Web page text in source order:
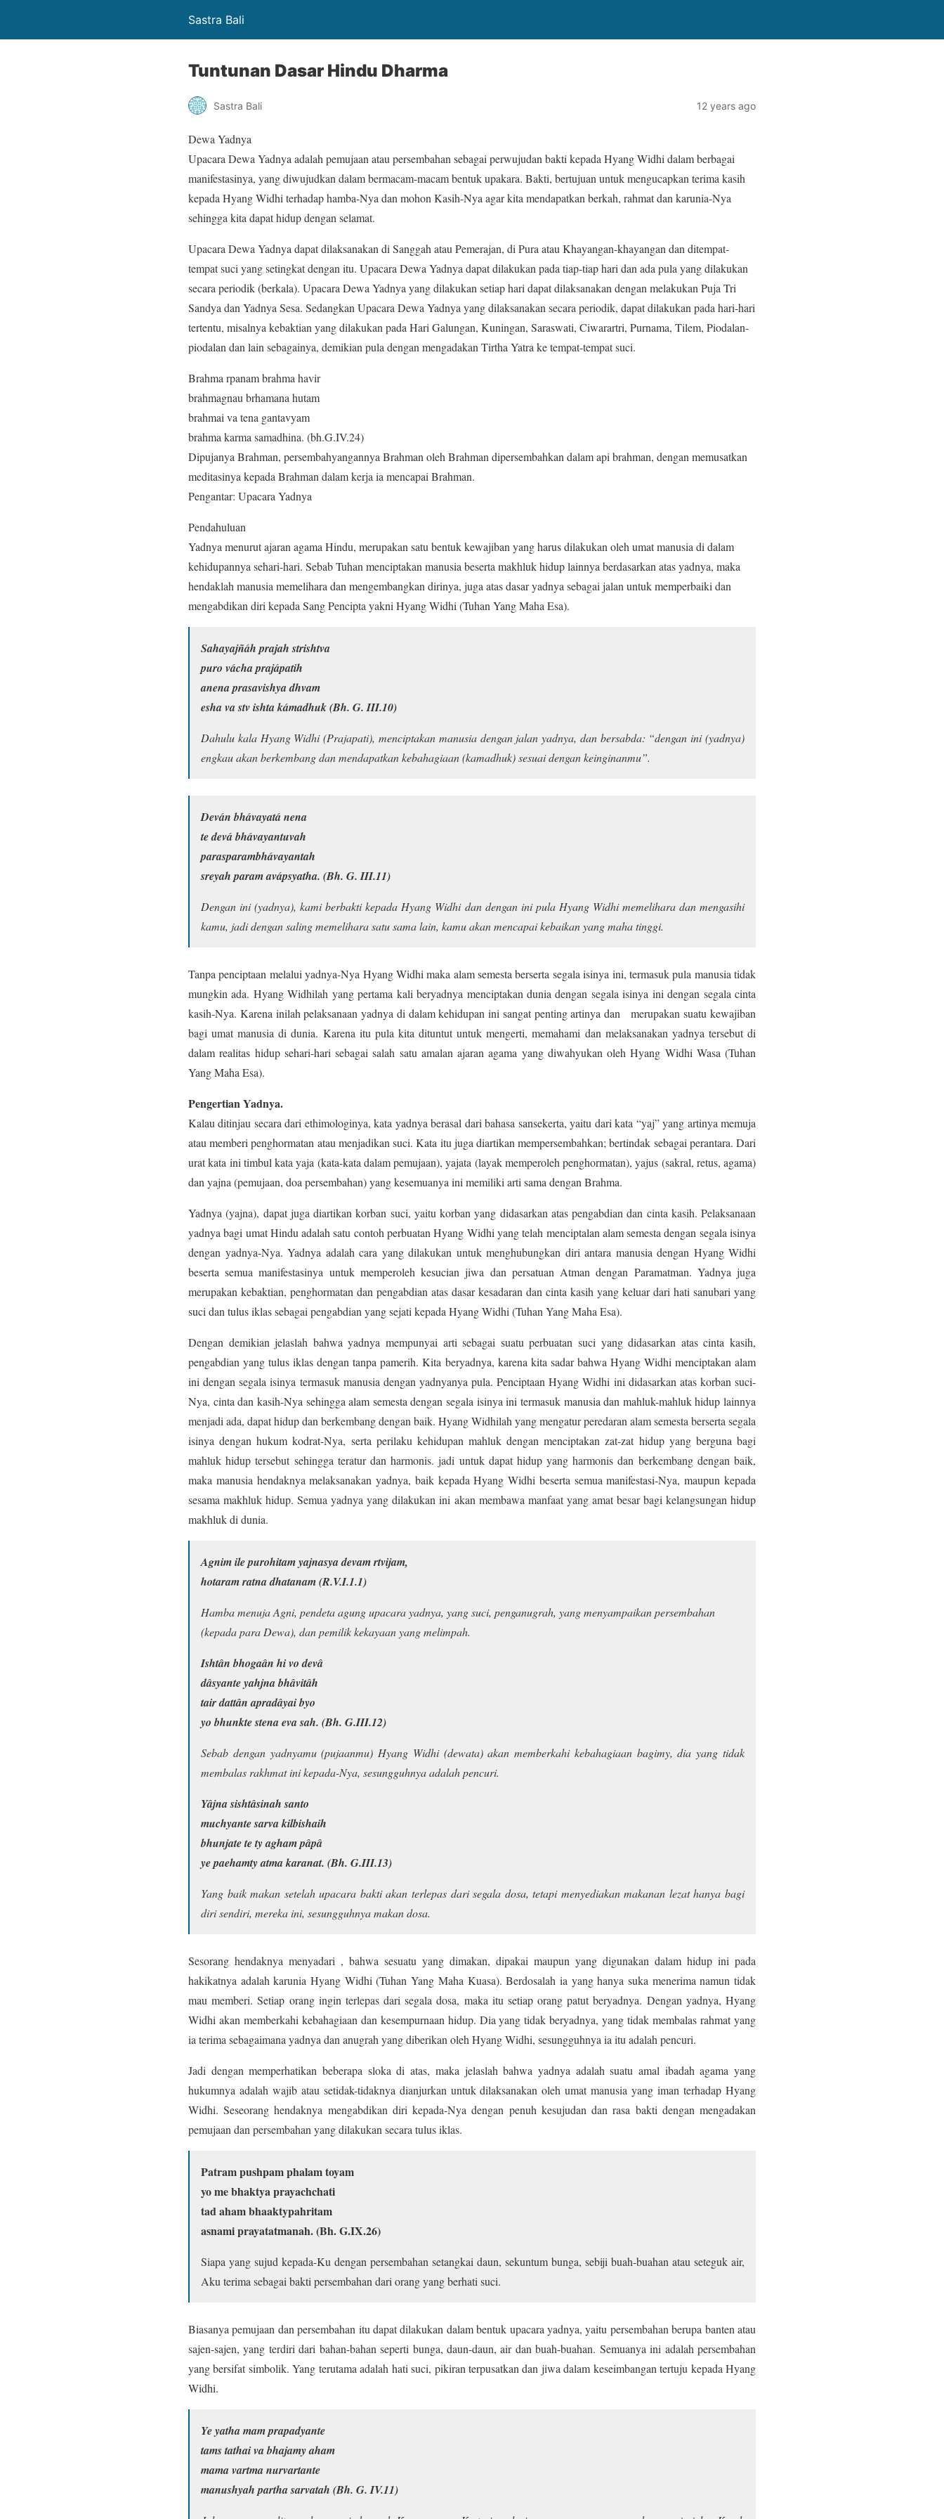
Sastra Bali
Tuntunan Dasar Hindu Dharma
Sastra Bali 12 years ago
Dewa Yadnya
Upacara Dewa Yadnya adalah pemujaan atau persembahan sebagai perwujudan bakti kepada Hyang Widhi dalam berbagai
manifestasinya, yang diwujudkan dalam bermacam-macam bentuk upakara. Bakti, bertujuan untuk mengucapkan terima kasih
kepada Hyang Widhi terhadap hamba-Nya dan mohon Kasih-Nya agar kita mendapatkan berkah, rahmat dan karunia-Nya
sehingga kita dapat hidup dengan selamat.
Upacara Dewa Yadnya dapat dilaksanakan di Sanggah atau Pemerajan, di Pura atau Khayangan-khayangan dan ditempat-
tempat suci yang setingkat dengan itu. Upacara Dewa Yadnya dapat dilakukan pada tiap-tiap hari dan ada pula yang dilakukan
secara periodik (berkala). Upacara Dewa Yadnya yang dilakukan setiap hari dapat dilaksanakan dengan melakukan Puja Tri
Sandya dan Yadnya Sesa. Sedangkan Upacara Dewa Yadnya yang dilaksanakan secara periodik, dapat dilakukan pada hari-hari
tertentu, misalnya kebaktian yang dilakukan pada Hari Galungan, Kuningan, Saraswati, Ciwarartri, Purnama, Tilem, Piodalan-
piodalan dan lain sebagainya, demikian pula dengan mengadakan Tirtha Yatra ke tempat-tempat suci.
Brahma rpanam brahma havir
brahmagnau brhamana hutam
brahmai va tena gantavyam
brahma karma samadhina. (bh.G.IV.24)
Dipujanya Brahman, persembahyangannya Brahman oleh Brahman dipersembahkan dalam api brahman, dengan memusatkan
meditasinya kepada Brahman dalam kerja ia mencapai Brahman.
Pengantar: Upacara Yadnya
Pendahuluan
Yadnya menurut ajaran agama Hindu, merupakan satu bentuk kewajiban yang harus dilakukan oleh umat manusia di dalam
kehidupannya sehari-hari. Sebab Tuhan menciptakan manusia beserta makhluk hidup lainnya berdasarkan atas yadnya, maka
hendaklah manusia memelihara dan mengembangkan dirinya, juga atas dasar yadnya sebagai jalan untuk memperbaiki dan
mengabdikan diri kepada Sang Pencipta yakni Hyang Widhi (Tuhan Yang Maha Esa).
Sahayajñáh prajah strishtva
puro vácha prajápatih
anena prasavishya dhvam
esha va stv ishta kámadhuk (Bh. G. III.10)
Dahulu kala Hyang Widhi (Prajapati), menciptakan manusia dengan jalan yadnya, dan bersabda: “dengan ini (yadnya)
engkau akan berkembang dan mendapatkan kebahagiaan (kamadhuk) sesuai dengan keinginanmu”.
Deván bhávayatá nena
te devá bhávayantuvah
parasparambhávayantah
sreyah param avápsyatha. (Bh. G. III.11)
Dengan ini (yadnya), kami berbakti kepada Hyang Widhi dan dengan ini pula Hyang Widhi memelihara dan mengasihi
kamu, jadi dengan saling memelihara satu sama lain, kamu akan mencapai kebaikan yang maha tinggi.
Tanpa penciptaan melalui yadnya-Nya Hyang Widhi maka alam semesta berserta segala isinya ini, termasuk pula manusia tidak
mungkin ada. Hyang Widhilah yang pertama kali beryadnya menciptakan dunia dengan segala isinya ini dengan segala cinta
kasih-Nya. Karena inilah pelaksanaan yadnya di dalam kehidupan ini sangat penting artinya dan merupakan suatu kewajiban
bagi umat manusia di dunia. Karena itu pula kita dituntut untuk mengerti, memahami dan melaksanakan yadnya tersebut di
dalam realitas hidup sehari-hari sebagai salah satu amalan ajaran agama yang diwahyukan oleh Hyang Widhi Wasa (Tuhan
Yang Maha Esa).
Pengertian Yadnya.
Kalau ditinjau secara dari ethimologinya, kata yadnya berasal dari bahasa sansekerta, yaitu dari kata “yaj” yang artinya memuja
atau memberi penghormatan atau menjadikan suci. Kata itu juga diartikan mempersembahkan; bertindak sebagai perantara. Dari
urat kata ini timbul kata yaja (kata-kata dalam pemujaan), yajata (layak memperoleh penghormatan), yajus (sakral, retus, agama)
dan yajna (pemujaan, doa persembahan) yang kesemuanya ini memiliki arti sama dengan Brahma.
Yadnya (yajna), dapat juga diartikan korban suci, yaitu korban yang didasarkan atas pengabdian dan cinta kasih. Pelaksanaan
yadnya bagi umat Hindu adalah satu contoh perbuatan Hyang Widhi yang telah menciptalan alam semesta dengan segala isinya
dengan yadnya-Nya. Yadnya adalah cara yang dilakukan untuk menghubungkan diri antara manusia dengan Hyang Widhi
beserta semua manifestasinya untuk memperoleh kesucian jiwa dan persatuan Atman dengan Paramatman. Yadnya juga
merupakan kebaktian, penghormatan dan pengabdian atas dasar kesadaran dan cinta kasih yang keluar dari hati sanubari yang
suci dan tulus iklas sebagai pengabdian yang sejati kepada Hyang Widhi (Tuhan Yang Maha Esa).
Dengan demikian jelaslah bahwa yadnya mempunyai arti sebagai suatu perbuatan suci yang didasarkan atas cinta kasih,
pengabdian yang tulus iklas dengan tanpa pamerih. Kita beryadnya, karena kita sadar bahwa Hyang Widhi menciptakan alam
ini dengan segala isinya termasuk manusia dengan yadnyanya pula. Penciptaan Hyang Widhi ini didasarkan atas korban suci-
Nya, cinta dan kasih-Nya sehingga alam semesta dengan segala isinya ini termasuk manusia dan mahluk-mahluk hidup lainnya
menjadi ada, dapat hidup dan berkembang dengan baik. Hyang Widhilah yang mengatur peredaran alam semesta berserta segala
isinya dengan hukum kodrat-Nya, serta perilaku kehidupan mahluk dengan menciptakan zat-zat hidup yang berguna bagi
mahluk hidup tersebut sehingga teratur dan harmonis. jadi untuk dapat hidup yang harmonis dan berkembang dengan baik,
maka manusia hendaknya melaksanakan yadnya, baik kepada Hyang Widhi beserta semua manifestasi-Nya, maupun kepada
sesama makhluk hidup. Semua yadnya yang dilakukan ini akan membawa manfaat yang amat besar bagi kelangsungan hidup
makhluk di dunia.
Agnim ile purohitam yajnasya devam rtvijam,
hotaram ratna dhatanam (R.V.I.1.1)
Hamba menuja Agni, pendeta agung upacara yadnya, yang suci, penganugrah, yang menyampaikan persembahan
(kepada para Dewa), dan pemilik kekayaan yang melimpah.
Ishtân bhogaân hi vo devâ
dâsyante yahjna bhâvitâh
tair dattân apradâyai byo
yo bhunkte stena eva sah. (Bh. G.III.12)
Sebab dengan yadnyamu (pujaanmu) Hyang Widhi (dewata) akan memberkahi kebahagiaan bagimy, dia yang tidak
membalas rakhmat ini kepada-Nya, sesungguhnya adalah pencuri.
Yâjna sishtâsinah santo
muchyante sarva kilbishaih
bhunjate te ty agham pâpâ
ye paehamty atma karanat. (Bh. G.III.13)
Yang baik makan setelah upacara bakti akan terlepas dari segala dosa, tetapi menyediakan makanan lezat hanya bagi
diri sendiri, mereka ini, sesungguhnya makan dosa.
Sesorang hendaknya menyadari , bahwa sesuatu yang dimakan, dipakai maupun yang digunakan dalam hidup ini pada
hakikatnya adalah karunia Hyang Widhi (Tuhan Yang Maha Kuasa). Berdosalah ia yang hanya suka menerima namun tidak
mau memberi. Setiap orang ingin terlepas dari segala dosa, maka itu setiap orang patut beryadnya. Dengan yadnya, Hyang
Widhi akan memberkahi kebahagiaan dan kesempurnaan hidup. Dia yang tidak beryadnya, yang tidak membalas rahmat yang
ia terima sebagaimana yadnya dan anugrah yang diberikan oleh Hyang Widhi, sesungguhnya ia itu adalah pencuri.
Jadi dengan memperhatikan beberapa sloka di atas, maka jelaslah bahwa yadnya adalah suatu amal ibadah agama yang
hukumnya adalah wajib atau setidak-tidaknya dianjurkan untuk dilaksanakan oleh umat manusia yang iman terhadap Hyang
Widhi. Seseorang hendaknya mengabdikan diri kepada-Nya dengan penuh kesujudan dan rasa bakti dengan mengadakan
pemujaan dan persembahan yang dilakukan secara tulus iklas.
Patram pushpam phalam toyam
yo me bhaktya prayachchati
tad aham bhaaktypahritam
asnami prayatatmanah. (Bh. G.IX.26)
Siapa yang sujud kepada-Ku dengan persembahan setangkai daun, sekuntum bunga, sebiji buah-buahan atau seteguk air,
Aku terima sebagai bakti persembahan dari orang yang berhati suci.
Biasanya pemujaan dan persembahan itu dapat dilakukan dalam bentuk upacara yadnya, yaitu persembahan berupa banten atau
sajen-sajen, yang terdiri dari bahan-bahan seperti bunga, daun-daun, air dan buah-buahan. Semuanya ini adalah persembahan
yang bersifat simbolik. Yang terutama adalah hati suci, pikiran terpusatkan dan jiwa dalam keseimbangan tertuju kepada Hyang
Widhi.
Ye yatha mam prapadyante
tams tathai va bhajamy aham
mama vartma nurvartante
manushyah partha sarvatah (Bh. G. IV.11)